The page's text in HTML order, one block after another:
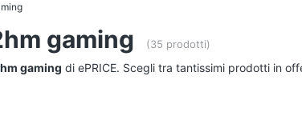
gaming (35 prodotti)
gaming di ePRICE. Scegli tra tantissimi prodotti in